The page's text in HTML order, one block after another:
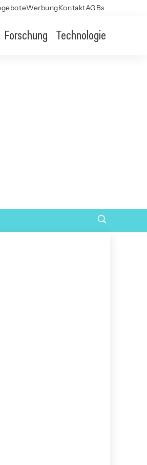
WerbungKontaktAGBs
Forschung Technologie